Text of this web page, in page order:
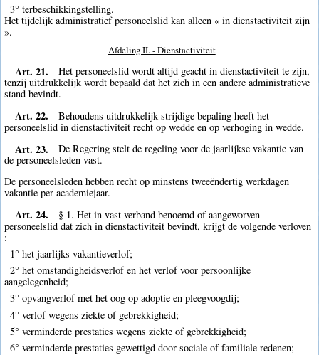
3° terbeschikkingstelling.
Het tijdelijk administratief personeelslid kan alleen « in dienstactiviteit zijn
».
Afdeling II. - Dienstactiviteit
Art. 21.
Het personeelslid wordt altijd geacht in dienstactiviteit te zijn,
tenzij uitdrukkelijk wordt bepaald dat het zich in een andere administratieve
stand bevindt.
Art. 22.
Behoudens uitdrukkelijk strijdige bepaling heeft het
personeelslid in dienstactiviteit recht op wedde en op verhoging in wedde.
Art. 23.
De Regering stelt de regeling voor de jaarlijkse vakantie van
de personeelsleden vast.
De personeelsleden hebben recht op minstens tweeëndertig werkdagen
vakantie per academiejaar.
Art. 24.
§ 1. Het in vast verband benoemd of aangeworven
personeelslid dat zich in dienstactiviteit bevindt, krijgt de volgende verloven
:
1° het jaarlijks vakantieverlof;
2° het omstandigheidsverlof en het verlof voor persoonlijke
aangelegenheid;
3° opvangverlof met het oog op adoptie en pleegvoogdij;
4° verlof wegens ziekte of gebrekkigheid;
5° verminderde prestaties wegens ziekte of gebrekkigheid;
6° verminderde prestaties gewettigd door sociale of familiale redenen;